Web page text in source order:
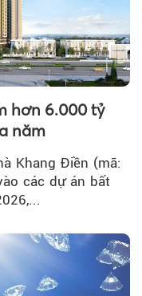
hơn 6.000 tỷ
năm
Khang Điền (mã:
các dự án bất